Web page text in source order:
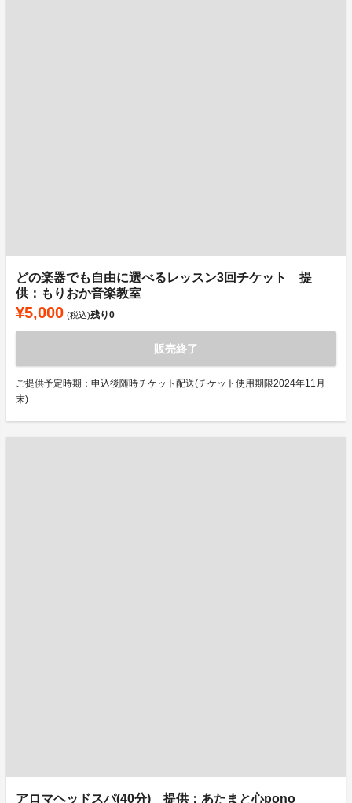
どの楽器でも自由に選べるレッスン3回チケット 提
供：もりおか音楽教室
¥5,000 (税込)残り0
販売終了
ご提供予定時期：申込後随時チケット配送(チケット使用期限2024年11月
末)
アロマヘッドスパ(40分) 提供：あたまと心pono